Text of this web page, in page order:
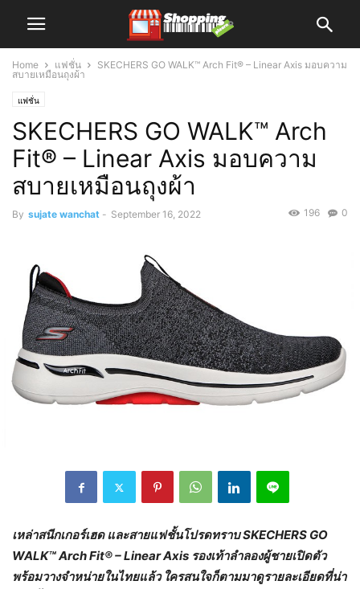
Home แฟชั่น
SKECHERS GO WALK™ Arch Fit® – Linear Axis มอบความ
สบายเหมือนถุงผ้า
แฟชั่น
SKECHERS GO WALK™ Arch
Fit® – Linear Axis มอบความ
สบายเหมือนถุงผ้า
By sujate wanchat - September 16, 2022 0
196
เหล่าสนีกเกอร์เฮด และสายแฟชั้นโปรดทราบSKECHERS GO
WALK™ Arch Fit® – Linear Axis รองเท้าลำลองผู้ชายเปิดตัว
พร้อมวางจำหน่ายในไทยแล้ว ใครสนใจก็ตามมาดูรายละเอียดที่น่า